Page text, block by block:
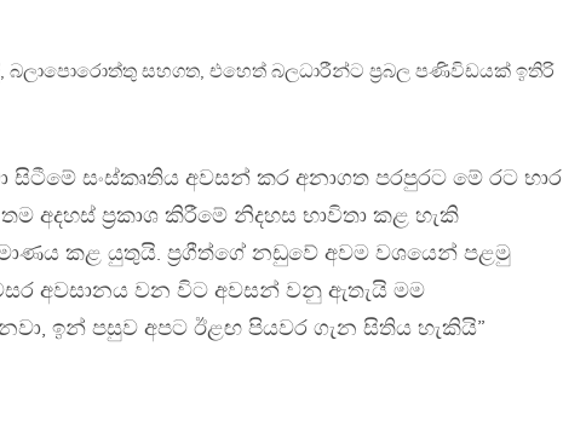
බලාපොරොත්තු සහගත, එහෙත් බලධාරීන්ට ප්‍රබල පණිවිඩයක් ඉතිරි
සිටීමේ සංස්කෘතිය අවසන් කර අනාගත පරපුරට මේ රට භාර
අදහස් ප්‍රකාශ කිරීමේ නිදහස භාවිතා කළ හැකි
කළ යුතුයි. ප්‍රගීත්ගේ නඩුවේ අවම වශයෙන් පළමු
අවසානය වන විට අවසන් වනු ඇතැයි මම
ඉන් පසුව අපට ඊළඟ පියවර ගැන සිතිය හැකියි”